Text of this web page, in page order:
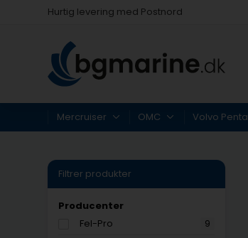
Fysisk butik i Køge
Fysisk butik i Køge
Hurtig levering med Postnord
Mercruiser OMC Volvo Penta
Filtrer produkter
Producenter
Fel-Pro
9